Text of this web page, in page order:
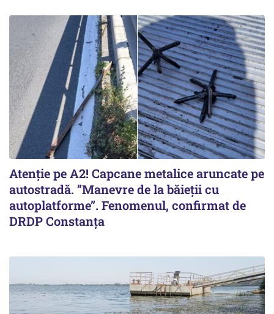
Atenție pe A2! Capcane metalice aruncate pe
autostradă. ”Manevre de la băieții cu
autoplatforme”. Fenomenul, confirmat de
DRDP Constanța